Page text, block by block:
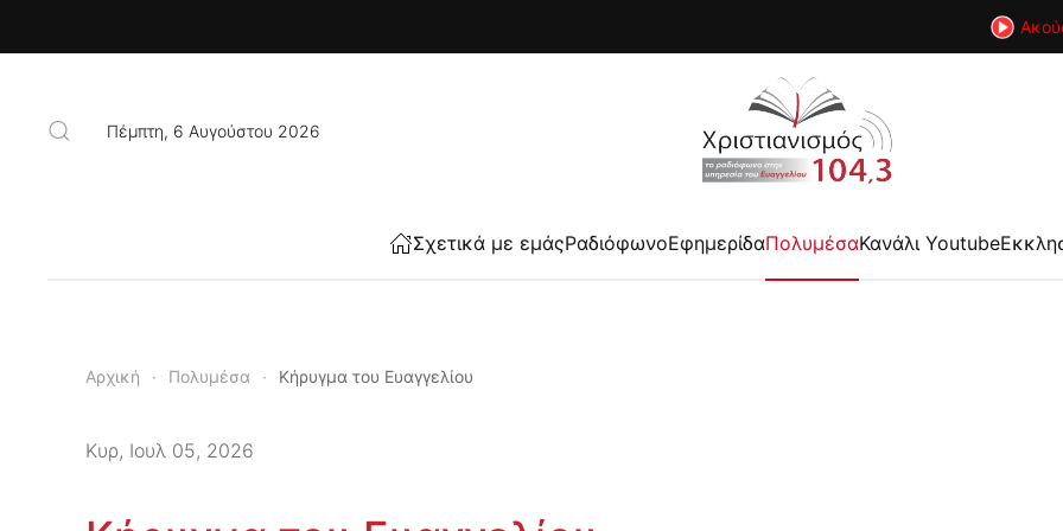
Πέμπτη, 6 Αυγούστου 2026
Σχετικά με εμάςΡαδιόφωνοΕφημερίδαΠολυμέσαΚανάλι Youtube
Αρχική Πολυμέσα Κήρυγμα του Ευαγγελίου
Κυρ, Ιουλ 05, 2026